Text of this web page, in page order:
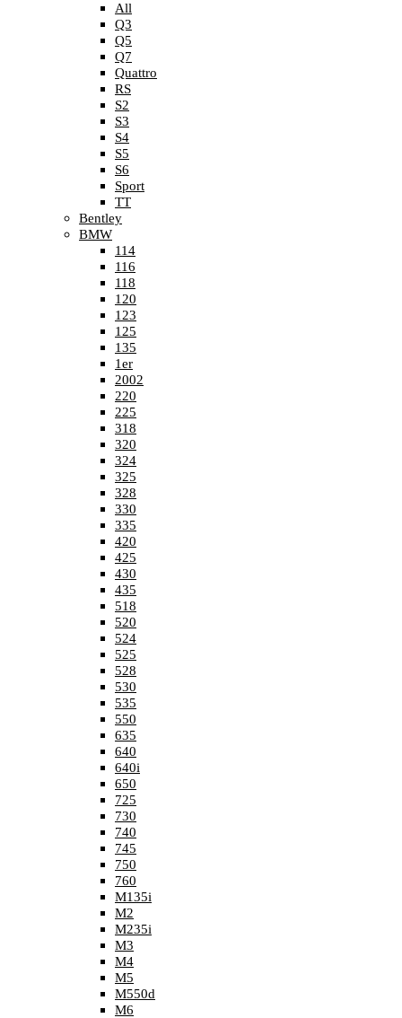
All
Q3
Q5
Q7
Quattro
RS
S2
S3
S4
S5
S6
Sport
TT
Bentley
BMW
114
116
118
120
123
125
135
1er
2002
220
225
318
320
324
325
328
330
335
420
425
430
435
518
520
524
525
528
530
535
550
635
640
640i
650
725
730
740
745
750
760
M135i
M2
M235i
M3
M4
M5
M550d
M6